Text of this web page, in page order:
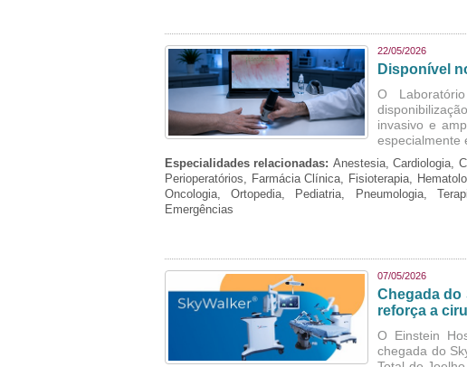
22/05/2026
Disponível
O
invasivo e
especialmente
Especialidades relacionadas: Anestesia, Cardiologia,
Perioperatórios, Farmácia Clínica, Fisioterapia,
Oncologia, Ortopedia, Pediatria, Pneumologia,
Emergências
07/05/2026
Chegada do
reforça a
O Einstein
chegada do